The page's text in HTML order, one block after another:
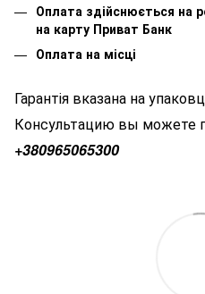
Оплата здійснюється на
на карту Приват Банк
Оплата на місці
Гарантія вказана на
Консультацию вы можете
+380965065300